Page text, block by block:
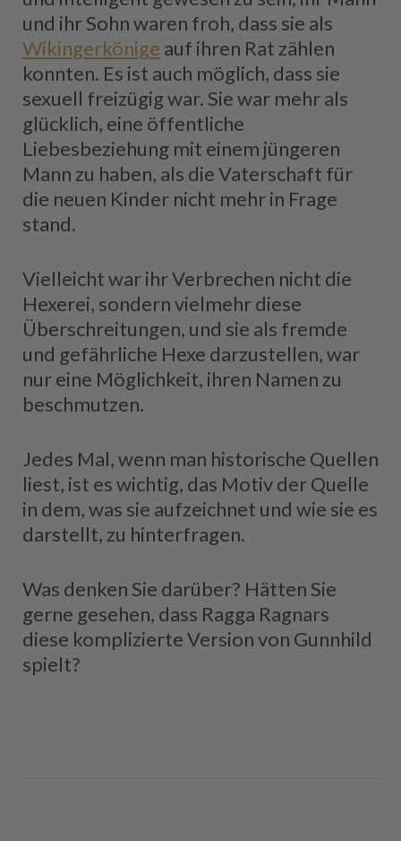
und ihr Sohn waren froh, dass sie als
Wikingerkönige auf ihren Rat zählen
konnten. Es ist auch möglich, dass sie
sexuell freizügig war. Sie war mehr als
glücklich, eine öffentliche
Liebesbeziehung mit einem jüngeren
Mann zu haben, als die Vaterschaft für
die neuen Kinder nicht mehr in Frage
stand.
Vielleicht war ihr Verbrechen nicht die
Hexerei, sondern vielmehr diese
Überschreitungen, und sie als fremde
und gefährliche Hexe darzustellen, war
nur eine Möglichkeit, ihren Namen zu
beschmutzen.
Jedes Mal, wenn man historische Quellen
liest, ist es wichtig, das Motiv der Quelle
in dem, was sie aufzeichnet und wie sie es
darstellt, zu hinterfragen.
Was denken Sie darüber? Hätten Sie
gerne gesehen, dass Ragga Ragnars
diese komplizierte Version von Gunnhild
spielt?